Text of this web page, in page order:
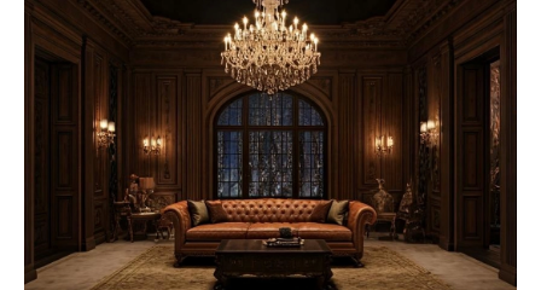
Kert és terasz
HÍRLEVÉL